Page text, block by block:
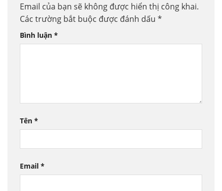
Email của bạn sẽ không được hiển thị công khai.
Các trường bắt buộc được đánh dấu *
Bình luận *
Tên *
Email *